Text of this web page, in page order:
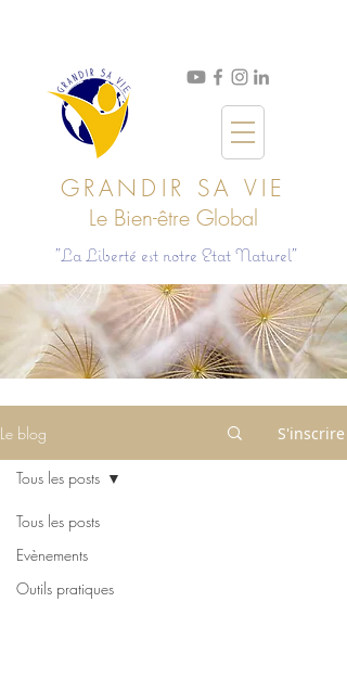
GRANDIR SA VIE
Le Bien-être Global
"La Liberté est notre Etat Naturel"
Le blog S'inscrire
Tous les posts
Evènements
Outils pratiques
Tous les posts